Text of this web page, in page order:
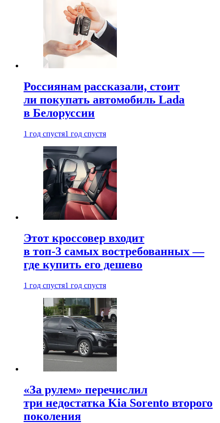
Россиянам рассказали, стоит
ли покупать автомобиль Lada
в Белоруссии
1 год спустя1 год спустя
Этот кроссовер входит
в топ-3 самых востребованных —
где купить его дешево
1 год спустя1 год спустя
«За рулем» перечислил
три недостатка Kia Sorento второго
поколения